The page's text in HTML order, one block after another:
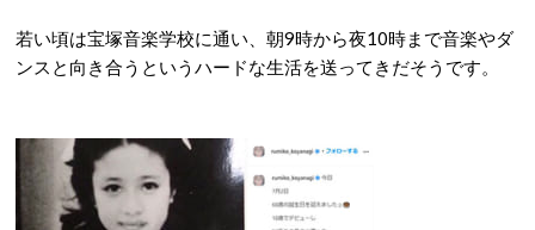
若い頃は宝塚音楽学校に通い、朝9時から夜10時まで音楽やダ
ンスと向き合うというハードな生活を送ってきだそうです。